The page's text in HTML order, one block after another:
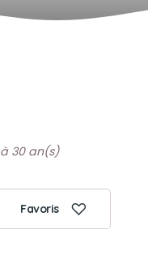
à 30 an(s)
Favoris